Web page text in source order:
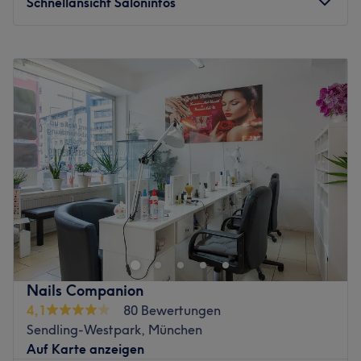
abzurunden! Komm vorbei, das Team freut sich schon auf
dich!
Zurück zur Salonansicht
Dienstag
Mittwoch
09:30
Donnerstag
09:30
Freitag
09:30
Samstag
09:30
Sonntag
Im großen Beautystudio L'Amour Beauty in München-
Neuperlach kannst du dir eine gemütliche Auszeit von
deinem Alltagsstress nehmen und eine besondere Spa-
Wellness Session genießen. Ob Maniküre, Pediküre auf
den gemütlichen Massagesessel, Neumodellage, Shellac
oder Wimpernverlängerung und Kosmetik, sie bieten dir
einen hochwertigen Beautyservice an. Es gibt für jeden
die passende Behandlung.
Nails Companion
4,1
80 Bewertungen
Sendling-Westpark, München
Auf Karte anzeigen